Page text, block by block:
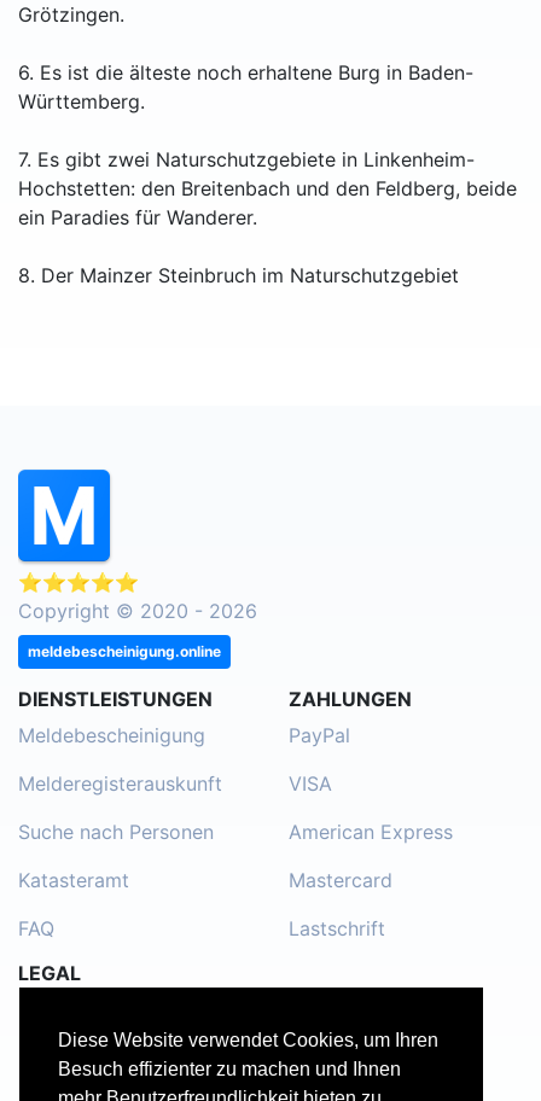
Diese Website verwendet Cookies, um Ihren
Besuch effizienter zu machen und Ihnen
Grötzingen.
6. Es ist die älteste noch erhaltene Burg in Baden-
Württemberg.
7. Es gibt zwei Naturschutzgebiete in Linkenheim-
Hochstetten: den Breitenbach und den Feldberg, beide
ein Paradies für Wanderer.
8. Der Mainzer Steinbruch im Naturschutzgebiet
⭐⭐⭐⭐⭐
Copyright © 2020 - 2026
meldebescheinigung.online
DIENSTLEISTUNGEN
Meldebescheinigung
Melderegisterauskunft
Suche nach Personen
Katasteramt
FAQ
ZAHLUNGEN
PayPal
VISA
American Express
Mastercard
Lastschrift
LEGAL
Kontakt